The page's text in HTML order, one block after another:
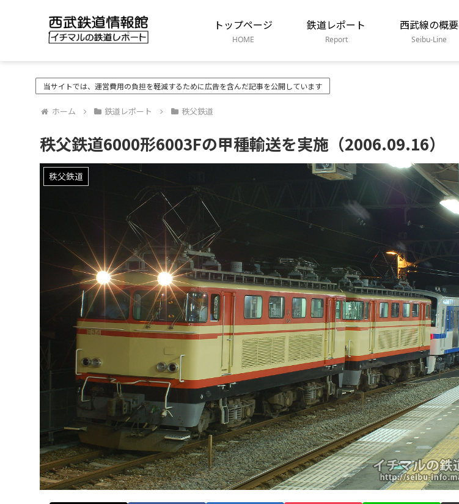
トップページ
HOME
鉄道レポート
Report
西武線の概要
Seibu-Line
当サイトでは、運営費用の負担を軽減するために広告を含んだ記事を公開しています
ホーム 鉄道レポート 秩父鉄道
秩父鉄道6000形6003Fの甲種輸送を実施（2006.09.16）
秩父鉄道